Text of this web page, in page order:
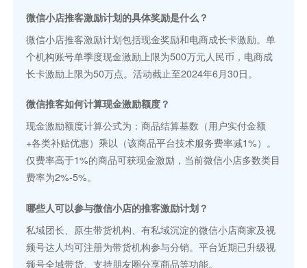
微信小店推客激励计划的具体奖励是什么？
微信小店推客激励计划包括现金奖励和电商成长卡激励。单
个机构账号单季度现金激励上限为500万元人民币，电商成
长卡激励上限为50万点。活动截止至2024年6月30日。
微信推客如何计算现金激励额度？
现金激励额度计算公式为：商品结算基数（用户实付金额
+各类补贴优惠）乘以（该商品平台技术服务费率减1%）。
仅费率高于1%的商品可获现金激励，当前微信小店多数类目
费率为2%-5%。
哪些人可以参与微信小店的推客激励计划？
私域团长、原生带货机构、有私域沉淀的微信小店商家及视
频号达人均可注册为带货机构参与分销。平台近期已升级视
频号全域带货、支持朋友圈分享商品等功能。